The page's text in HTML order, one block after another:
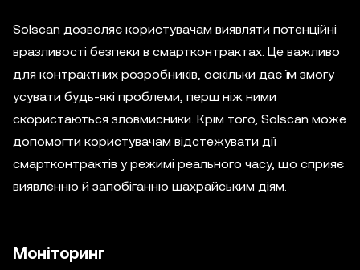
Solscan дозволяє користувачам виявляти потенційні
вразливості безпеки в смартконтрактах. Це важливо
для контрактних розробників, оскільки дає їм змогу
усувати будь-які проблеми, перш ніж ними
скористаються зловмисники. Крім того, Solscan може
допомогти користувачам відстежувати дії
смартконтрактів у режимі реального часу, що сприяє
виявленню й запобіганню шахрайським діям.
Моніторинг